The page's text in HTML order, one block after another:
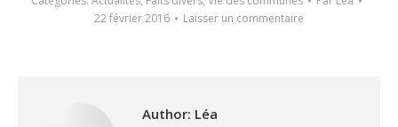
22 février 2016
Laisser un commentaire
Author: Léa